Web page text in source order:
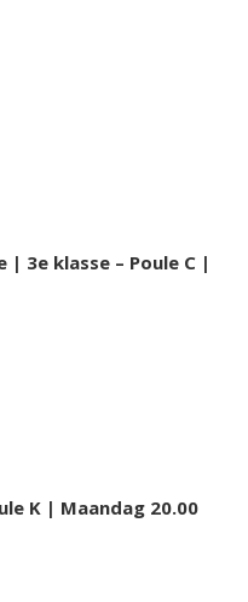
3e klasse – Poule C |
K | Maandag 20.00